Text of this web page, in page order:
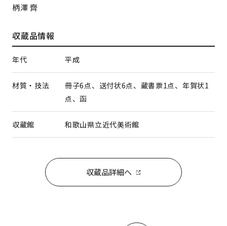
柄澤 齊
収蔵品情報
年代 平成
材質・技法
冊子6点、送付状6点、蔵書票1点、年賀状1
点、函
収蔵館 和歌山県立近代美術館
収蔵品詳細へ